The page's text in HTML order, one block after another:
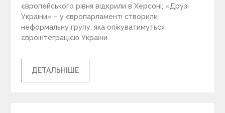
європейського рівня відкрили в Херсоні; «Друзі
України» – у європарламенті створили
неформальну групу, яка опікуватимуться
євроінтеграцією України.
ДЕТАЛЬНІШЕ